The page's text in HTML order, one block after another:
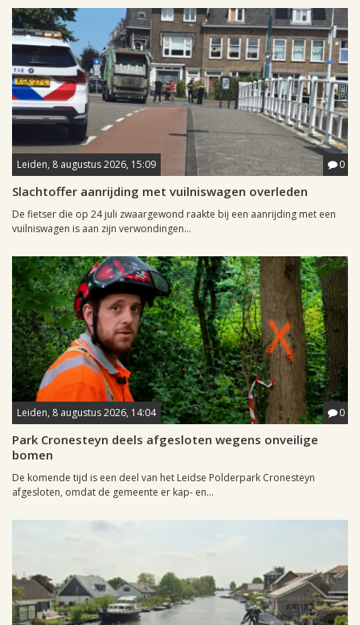
Leiden, 8 augustus 2026, 15:09 0
Slachtoffer aanrijding met vuilniswagen overleden
De fietser die op 24 juli zwaargewond raakte bij een aanrijding met een
vuilniswagen is aan zijn verwondingen...
Leiden, 8 augustus 2026, 14:04 0
Park Cronesteyn deels afgesloten wegens onveilige
bomen
De komende tijd is een deel van het Leidse Polderpark Cronesteyn
afgesloten, omdat de gemeente er kap- en...